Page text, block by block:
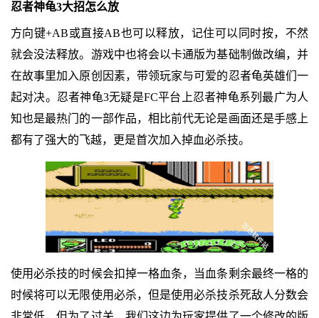
忍者神龟3大招怎么放
方向键+AB或直接AB也可以释放，记住可以同时按，不然
就会没法释放。游戏中也将会以卡通版为基础制做改编，并
在故事里加入原创因素，带领玩家与可爱的忍者龟英雄们一
起对决。忍者神龟3无疑是FC平台上忍者神龟系列最广为人
知也是最热门的一部作品，相比前代无论是画面还是手感上
都有了强大的飞越，更是首次加入掉血必杀技。
使用必杀技的时候会扣掉一格血条，当血条剩余最终一格的
时候将可以无限使用必杀，但是使用必杀技杀死敌人分数会